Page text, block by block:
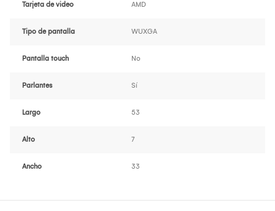
Tarjeta de video AMD
Tipo de pantalla WUXGA
Pantalla touch No
Parlantes Sí
Largo 53
Alto 7
Ancho 33